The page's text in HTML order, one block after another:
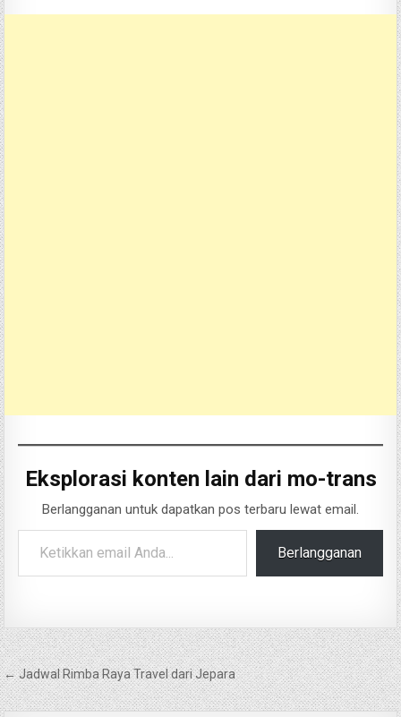
Eksplorasi konten lain dari mo-trans
Berlangganan untuk dapatkan pos terbaru lewat email.
Ketikkan email Anda...
Berlangganan
Navigasi
pos
← Jadwal Rimba Raya Travel dari Jepara